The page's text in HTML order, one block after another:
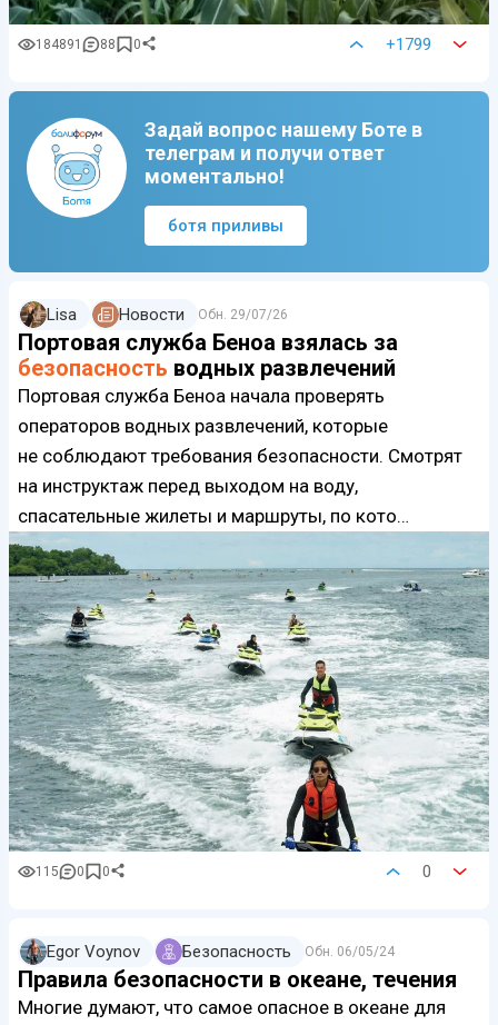
184891 88 0 +1799
Задай вопрос нашему Боте в
телеграм и получи ответ
моментально!
ботя приливы
Lisa Новости Обн. 29/07/26
Портовая служба Беноа взялась за
безопасность водных развлечений
Портовая служба Беноа начала проверять
операторов водных развлечений, которые
не соблюдают требования безопасности. Смотрят
на инструктаж перед выходом на воду,
спасательные жилеты и маршруты, по кото…
115 0 0 0
Egor Voynov Безопасность Обн. 06/05/24
Правила безопасности в океане, течения
Многие думают, что самое опасное в океане для